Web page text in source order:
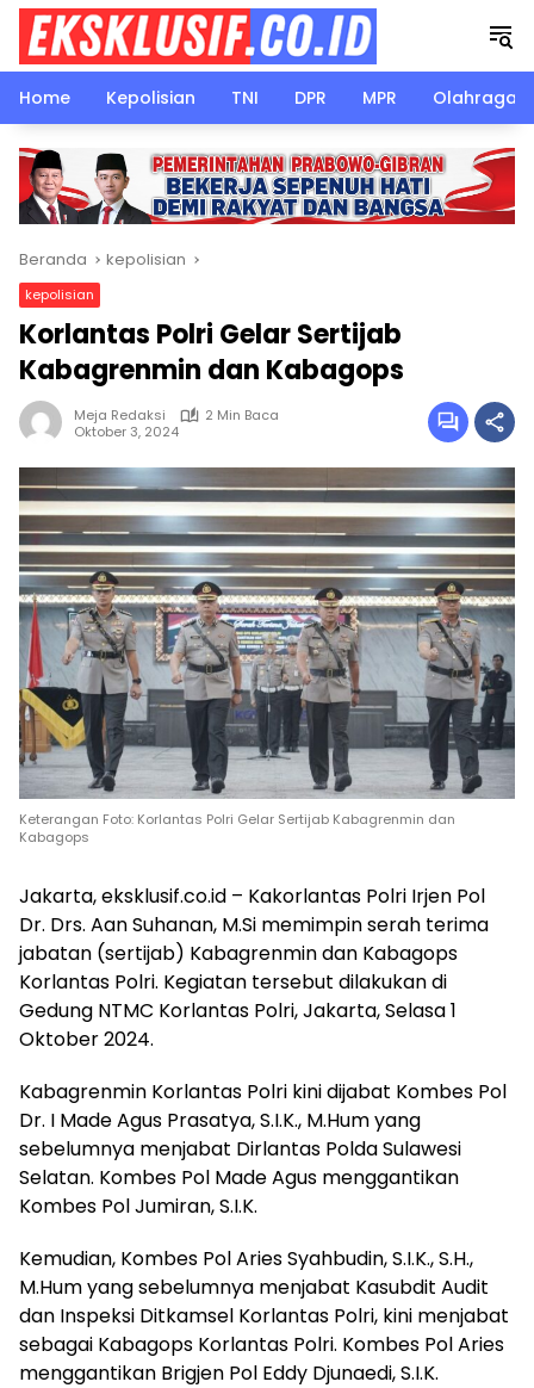
Langsung
konten
Home
Kepolisian TNI DPR MPR Olahraga
Beranda kepolisian
kepolisian
Korlantas Polri Gelar Sertijab
Kabagrenmin dan Kabagops
Meja Redaksi
2 Min Baca
Oktober 3, 2024
Keterangan Foto: Korlantas Polri Gelar Sertijab Kabagrenmin dan
Kabagops
Jakarta, eksklusif.co.id – Kakorlantas Polri Irjen Pol
Dr. Drs. Aan Suhanan, M.Si memimpin serah terima
jabatan (sertijab) Kabagrenmin dan Kabagops
Korlantas Polri. Kegiatan tersebut dilakukan di
Gedung NTMC Korlantas Polri, Jakarta, Selasa 1
Oktober 2024.
Kabagrenmin Korlantas Polri kini dijabat Kombes Pol
Dr. I Made Agus Prasatya, S.I.K., M.Hum yang
sebelumnya menjabat Dirlantas Polda Sulawesi
Selatan. Kombes Pol Made Agus menggantikan
Kombes Pol Jumiran, S.I.K.
Kemudian, Kombes Pol Aries Syahbudin, S.I.K., S.H.,
M.Hum yang sebelumnya menjabat Kasubdit Audit
dan Inspeksi Ditkamsel Korlantas Polri, kini menjabat
sebagai Kabagops Korlantas Polri. Kombes Pol Aries
menggantikan Brigjen Pol Eddy Djunaedi, S.I.K.